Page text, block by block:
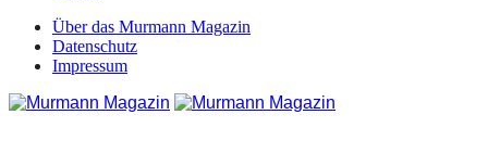
Über das Murmann Magazin
Datenschutz
Impressum